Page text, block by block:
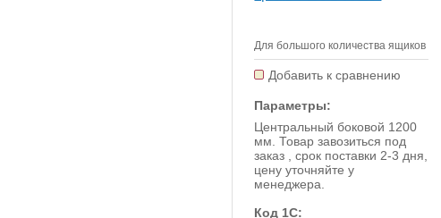
Для большого количества ящиков
Добавить к сравнению
Параметры:
Центральный боковой 1200
мм. Товар завозиться под
заказ , срок поставки 2-3 дня,
цену уточняйте у
менеджера.
Код 1С: